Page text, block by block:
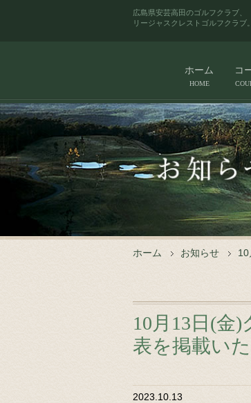
広島県安芸高田のゴルフクラブ、
リージャスクレストゴルフクラブ。
ホーム
HOME
コ
ホーム お知らせ 10
10月13日(金
表を掲載い
2023.10.13